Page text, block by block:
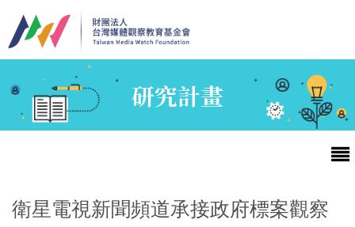
研究計畫
衛星電視新聞頻道承接政府標案觀察